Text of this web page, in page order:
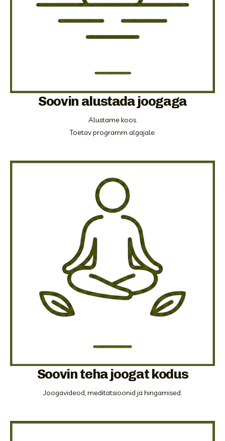
Soovin alustada joogaga
Alustame koos.
Toetav programm algajale.
Soovin teha joogat kodus
Joogavideod, meditatsioonid ja hingamised.